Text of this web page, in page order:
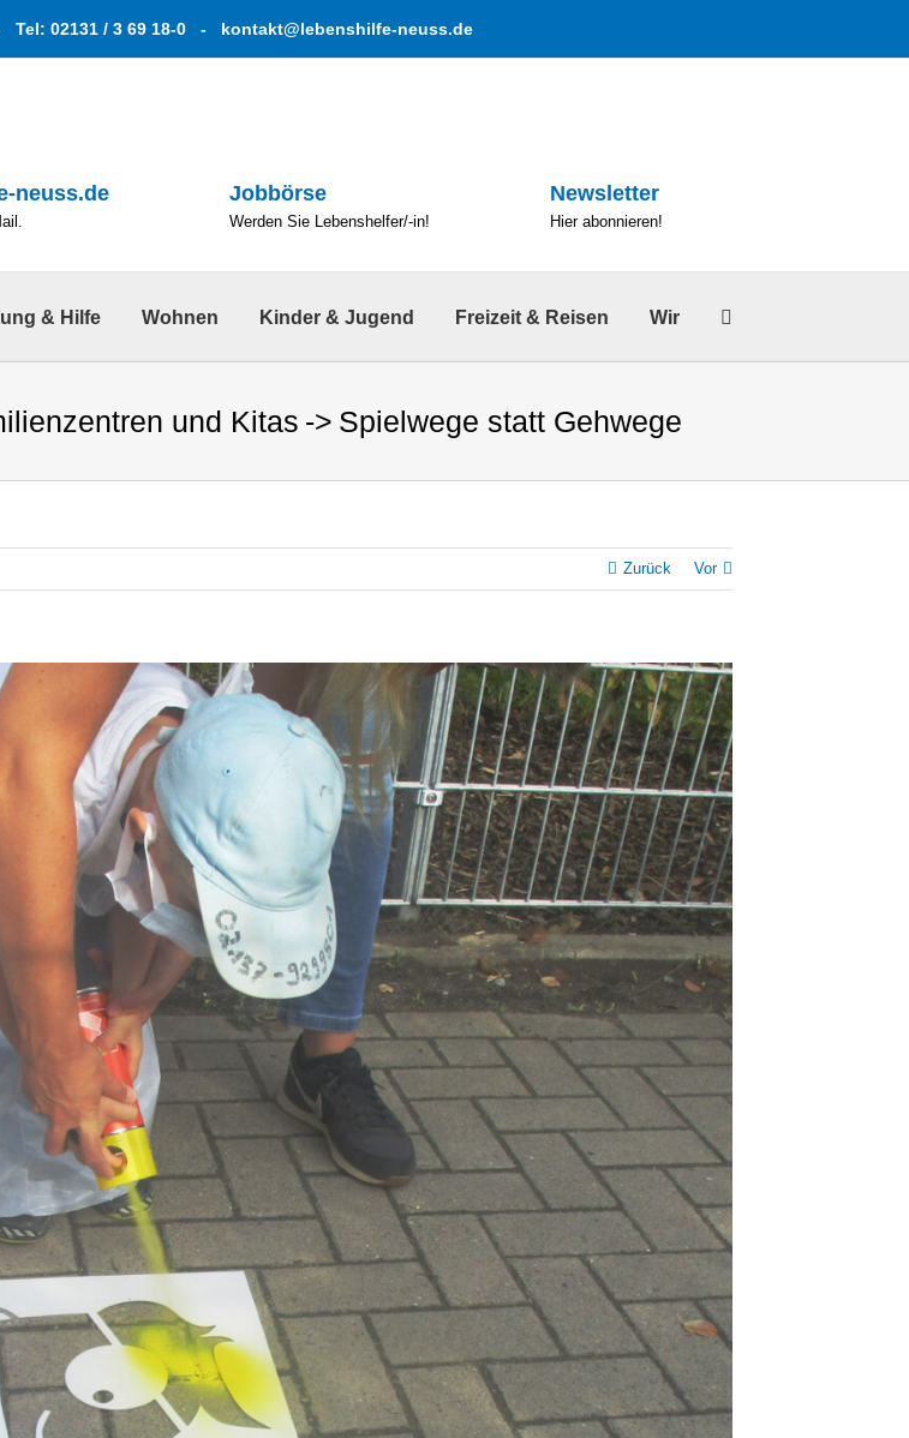
02131 / 3 69 18-0 - kontakt@lebenshilfe-neuss.de
neuss.de Jobbörse
Werden Sie Lebenshelfer/-in!
Newsletter
Hier abonnieren!
& Hilfe Wohnen Kinder & Jugend Freizeit & Reisen Wir
und Kitas Spielwege statt Gehwege
Zurück Vor